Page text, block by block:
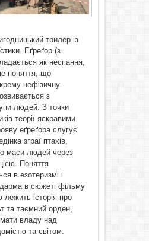
трилер із
Еґреґор (з
як неспання,
поняття, що
нефізичну
з
людей. З точки
теорії яскравими
еґреґора слугує
зграї птахів,
маси людей через
Поняття
в езотеризмі і
в сюжеті фільму
історія про
та таємний орден,
владу над
та світом.